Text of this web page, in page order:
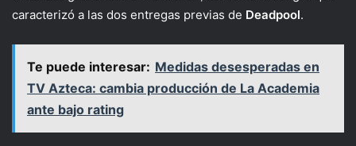
caracterizó a las dos entregas previas de Deadpool.
Te puede interesar: Medidas desesperadas en
TV Azteca: cambia producción de La Academia
ante bajo rating